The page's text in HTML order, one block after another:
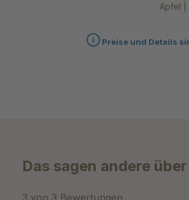
Apfel |
Preise und Details
Das sagen andere
3 von 3 Bewertungen